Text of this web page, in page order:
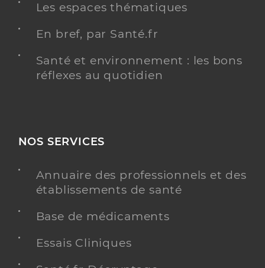
Les espaces thématiques
En bref, par Santé.fr
Santé et environnement : les bons
réflexes au quotidien
NOS SERVICES
Annuaire des professionnels et des
établissements de santé
Base de médicaments
Essais Cliniques